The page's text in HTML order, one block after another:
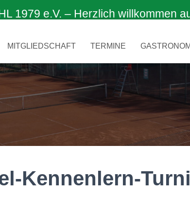
1979 e.V. – Herzlich willkommen
MITGLIEDSCHAFT TERMINE
Kennenlern-